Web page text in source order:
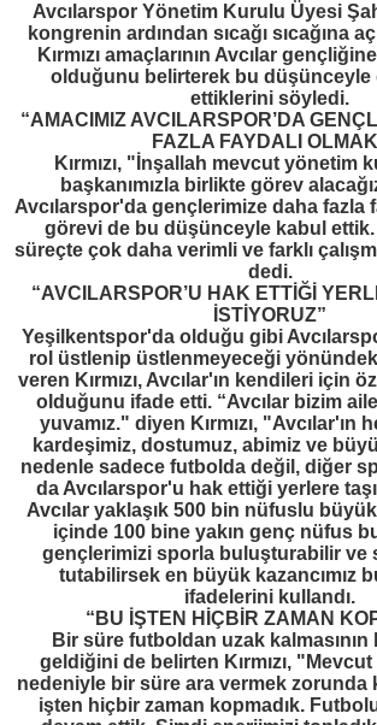
Avcılarspor Yönetim Kurulu Üyesi
kongrenin ardından sıcağı sıcağına
Kırmızı amaçlarının Avcılar
olduğunu belirterek bu düşünceyle
ettiklerini söyledi.
“AMACIMIZ AVCILARSPOR’DA
FAZLA FAYDALI
Kırmızı, "İnşallah mevcut yönetim
başkanımızla birlikte görev
Avcılarspor'da gençlerimize daha fazla
görevi de bu düşünceyle kabul
süreçte çok daha verimli ve farklı
dedi.
“AVCILARSPOR’U HAK ETTİĞİ
İSTİYORUZ”
Yeşilkentspor'da olduğu gibi
rol üstlenip üstlenmeyeceği
veren Kırmızı, Avcılar'ın kendileri için
olduğunu ifade etti. “Avcılar bizim
yuvamız." diyen Kırmızı, "Avcılar'ın
kardeşimiz, dostumuz, abimiz ve
nedenle sadece futbolda değil, diğer
da Avcılarspor'u hak ettiği yerlere
Avcılar yaklaşık 500 bin nüfuslu
içinde 100 bine yakın genç nüfus
gençlerimizi sporla buluşturabilir ve
tutabilirsek en büyük kazancımız
ifadelerini kullandı.
“BU İŞTEN HİÇBİR ZAMAN
Bir süre futboldan uzak
geldiğini de belirten Kırmızı,
nedeniyle bir süre ara vermek zorunda
işten hiçbir zaman kopmadık.